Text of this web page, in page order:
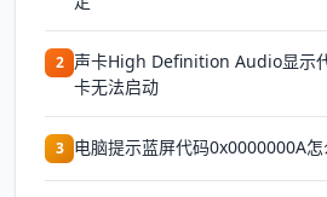
2 声卡High Definition Audio显示
卡无法启动
3 电脑提示蓝屏代码0x0000000A